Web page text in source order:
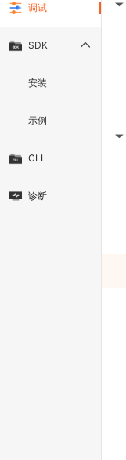
调试
SDK
安装
示例
CLI
诊断
▶
▶